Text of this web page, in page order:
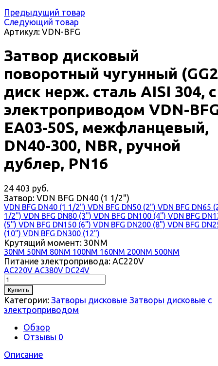
Предыдущий товар
Следующий товар
Артикул: VDN-BFG
Затвор дисковый
поворотный чугунный
диск нерж. сталь AISI 304, с
электроприводом VDN-
EA03-50S, межфланцевый,
DN40-300, NBR, ручной
дублер, PN16
24 403 руб.
Затвор: VDN BFG DN40 (1 1/2")
VDN BFG DN40 (1 1/2") VDN BFG DN50 (2") VDN BFG DN65
1/2") VDN BFG DN80 (3") VDN BFG DN100 (4") VDN BFG
(5") VDN BFG DN150 (6") VDN BFG DN200 (8") VDN BFG
(10") VDN BFG DN300 (12")
Крутящий момент: 30NM
30NM 50NM 80NM 100NM 160NM 200NM 500NM
Питание электропривода: AC220V
AC220V AC380V DC24V
Купить
Категории: Затворы дисковые Затворы дисковые с
электроприводом
Обзор
Отзывы 0
Описание